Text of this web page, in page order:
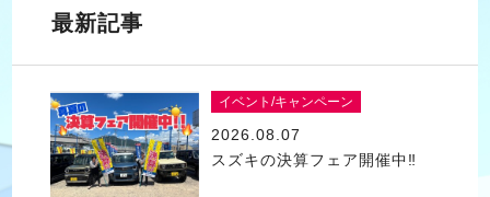
最新記事
イベント/キャンペーン
2026.08.07
スズキの決算フェア開催中‼